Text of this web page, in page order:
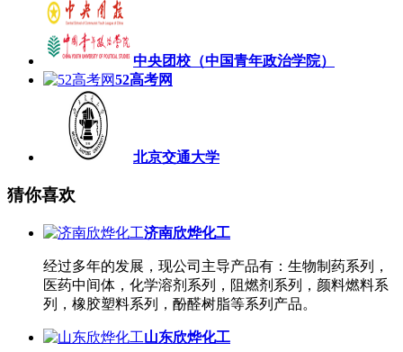
中央团校（中国青年政治学院）
52高考网
北京交通大学
猜你喜欢
济南欣烨化工
经过多年的发展，现公司主导产品有：生物制药系列，
医药中间体，化学溶剂系列，阻燃剂系列，颜料燃料系
列，橡胶塑料系列，酚醛树脂等系列产品。
山东欣烨化工